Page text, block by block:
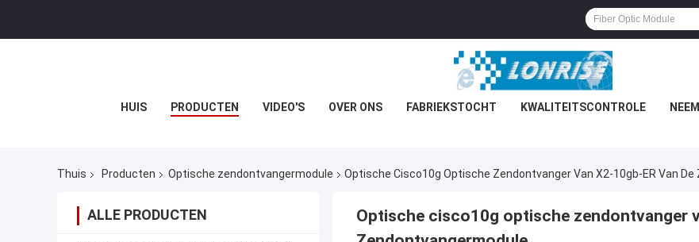
HUIS PRODUCTEN VIDEO'S OVER ONS FABRIEKSTOCHT KWALITEITSCONTROLE
Thuis Producten Optische zendontvangermodule Optische Cisco10g Optische Zendontvanger Van X2-10gb-ER Van
ALLE PRODUCTEN
Optische cisco10g optische zendontvanger